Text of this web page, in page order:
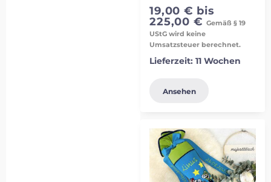
19,00 € bis
225,00 € Gemäß § 19
UStG wird keine
Umsatzsteuer berechnet.
Lieferzeit:11 Wochen
Ansehen